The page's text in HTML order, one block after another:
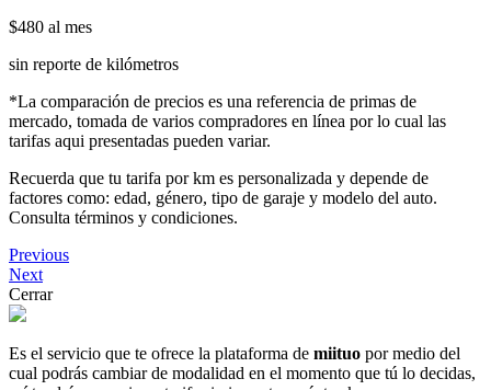
$480 al mes
sin reporte de kilómetros
*La comparación de precios es una referencia de primas de
mercado, tomada de varios compradores en línea por lo cual las
tarifas aqui presentadas pueden variar.
Recuerda que tu tarifa por km es personalizada y depende de
factores como: edad, género, tipo de garaje y modelo del auto.
Consulta términos y condiciones.
Previous
Next
Cerrar
Es el servicio que te ofrece la plataforma de miituo por medio del
cual podrás cambiar de modalidad en el momento que tú lo decidas,